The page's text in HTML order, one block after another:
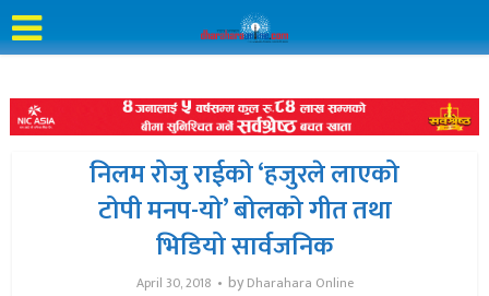
निलम रोजु राईको ‘हजुरले लाएको
टोपी मनप-यो’ बोलको गीत तथा
भिडियो सार्वजनिक
April 30, 2018 by Dharahara Online